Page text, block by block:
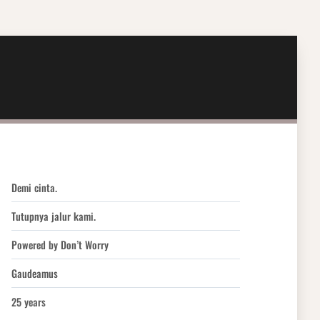
Demi cinta.
Tutupnya jalur kami.
Powered by Don’t Worry
Gaudeamus
25 years